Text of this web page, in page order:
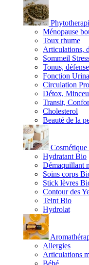
Ménopause
Toux rhume
Articulations,
Sommeil
Tonus,
Fonction
Circulation
Détox,
Transit,
Cholesterol
Beauté de la
Hydratant Bio
Démaquillant
Soins corps
Stick lèvres
Contour des
Teint Bio
Hydrolat
Allergies
Articulations
Bébé